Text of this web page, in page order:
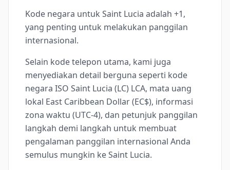
Kode negara untuk Saint Lucia adalah +1,
yang penting untuk melakukan panggilan
internasional.
Selain kode telepon utama, kami juga
menyediakan detail berguna seperti kode
negara ISO Saint Lucia (LC) LCA, mata uang
lokal East Caribbean Dollar (EC$), informasi
zona waktu (UTC-4), dan petunjuk panggilan
langkah demi langkah untuk membuat
pengalaman panggilan internasional Anda
semulus mungkin ke Saint Lucia.